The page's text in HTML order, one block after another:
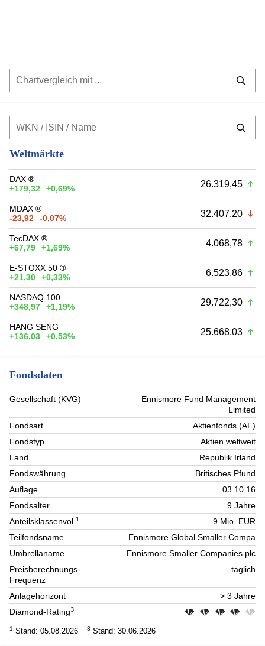
Weltmärkte
DAX ®
+179,32
+0,69% 26.319,45
MDAX ®
-23,92
-0,07% 32.407,20
TecDAX ®
+67,79
+1,69% 4.068,78
E-STOXX 50 ®
+21,30
+0,33% 6.523,86
NASDAQ 100
+348,97
+1,19% 29.722,30
HANG SENG
+136,03
+0,53% 25.668,03
Fondsdaten
Gesellschaft (KVG)
Ennismore Fund Management
Limited
Fondsart
Aktienfonds (AF)
Fondstyp
Aktien weltweit
Land
Republik Irland
Fondswährung
Britisches Pfund
Auflage
03.10.16
Fondsalter
9 Jahre
Anteilsklassenvol.1
9 Mio. EUR
Teilfondsname
Ennismore Global Smaller Compa
Umbrellaname
Ennismore Smaller Companies plc
Preisberechnungs-
Frequenz
täglich
Anlagehorizont
> 3 Jahre
Diamond-Rating3
1 Stand: 05.08.2026 3 Stand: 30.06.2026